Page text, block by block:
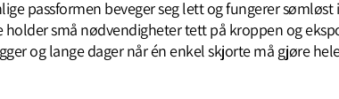
passformen beveger seg lett og fungerer sømløst
små nødvendigheter tett på kroppen og
og lange dager når én enkel skjorte må gjøre